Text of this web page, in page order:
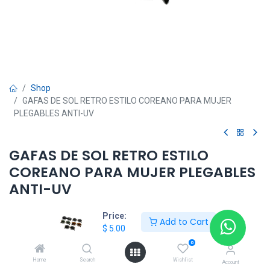
Price:
$ 5.00
Add to Cart
Home Search
0
Wishlist Account
Shop
GAFAS DE SOL RETRO ESTILO COREANO PARA MUJER
PLEGABLES ANTI-UV
GAFAS DE SOL RETRO ESTILO
COREANO PARA MUJER PLEGABLES
ANTI-UV
Add to Cart